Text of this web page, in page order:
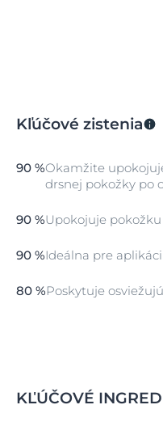
Kľúčové zistenia
90 %Okamžite
drsnej pokožky po
90 %Upokojuje
90 %Ideálna pre
80 %Poskytuje
KĽÚČOVÉ